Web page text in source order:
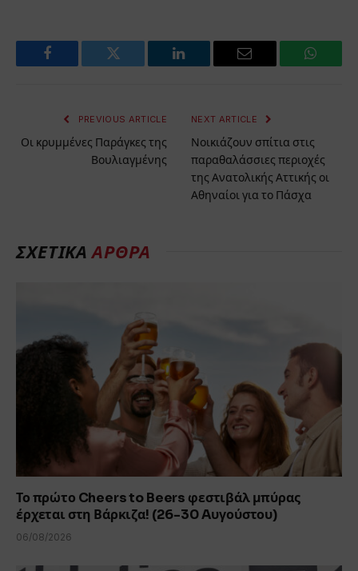
Facebook Twitter LinkedIn Email
PREVIOUS ARTICLE
Οι κρυμμένες Παράγκες της
Βουλιαγμένης
NEXT ARTICLE
Νοικιάζουν σπίτια στις
παραθαλάσσιες περιοχές
της Ανατολικής Αττικής οι
Αθηναίοι για το Πάσχα
ΣΧΕΤΙΚΆΆΡΘΡΑ
Το πρώτο Cheers to Beers φεστιβάλ μπύρας
έρχεται στη Βάρκιζα! (26-30 Aυγούστου)
06/08/2026